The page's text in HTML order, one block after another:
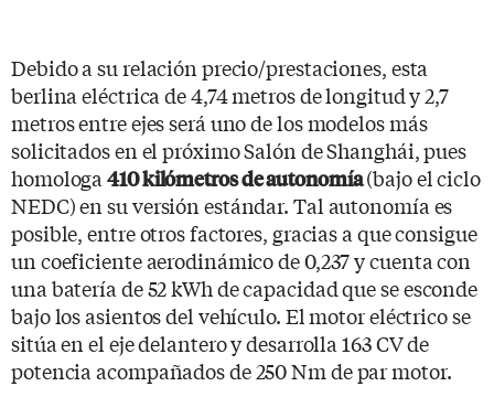
Debido a su relación precio/prestaciones, esta
berlina eléctrica de 4,74 metros de longitud y 2,7
metros entre ejes será uno de los modelos más
solicitados en el próximo Salón de Shanghái, pues
homologa410 kilómetros de autonomía(bajo el ciclo
NEDC) en su versión estándar. Tal autonomía es
posible, entre otros factores, gracias a que consigue
un coeficiente aerodinámico de 0,237 y cuenta con
una batería de 52 kWh de capacidad que se esconde
bajo los asientos del vehículo. El motor eléctrico se
sitúa en el eje delantero y desarrolla 163 CV de
potencia acompañados de 250 Nm de par motor.